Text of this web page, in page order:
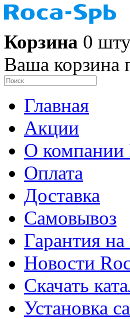
Корзина 0
Ваша корзина
Главная
Акции
О компании
Оплата
Доставка
Самовывоз
Гарантия
Новости
Скачать
Установка